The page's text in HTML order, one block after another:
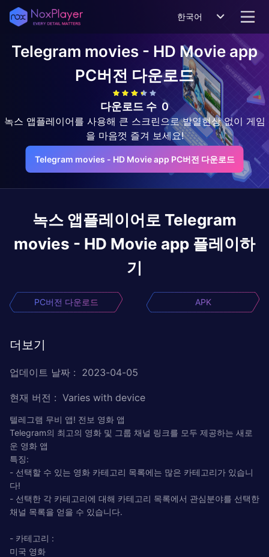
한국어
Telegram movies - HD Movie app
PC버전 다운로드
다운로드 수 0
녹스 앱플레이어를 사용해 큰 스크린으로 발열현상 없이 게임
을 마음껏 즐겨 보세요!
Telegram movies - HD Movie app PC버전 다운로드
녹스 앱플레이어로 Telegram
movies - HD Movie app 플레이하
기
PC버전 다운로드 APK
더보기
업데이트 날짜 : 2023-04-05
현재 버전 : Varies with device
텔레그램 무비 앱! 전보 영화 앱
Telegram의 최고의 영화 및 그룹 채널 링크를 모두 제공하는 새로
운 영화 앱
특징:
- 선택할 수 있는 영화 카테고리 목록에는 많은 카테고리가 있습니
다!
- 선택한 각 카테고리에 대해 카테고리 목록에서 관심분야를 선택한
채널 목록을 얻을 수 있습니다.
- 카테고리 :
미국 영화